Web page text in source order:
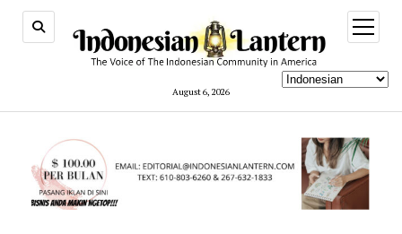
August 6, 2026
open
menu